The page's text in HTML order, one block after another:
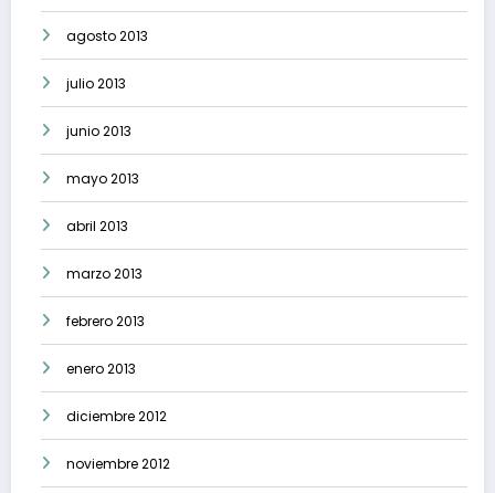
agosto 2013
julio 2013
junio 2013
mayo 2013
abril 2013
marzo 2013
febrero 2013
enero 2013
diciembre 2012
noviembre 2012